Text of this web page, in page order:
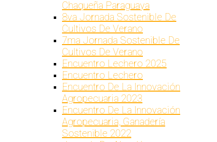
Chaqueña Paraguaya
8va Jornada Sostenible De
Cultivos De Verano
7ma Jornada Sostenible De
Cultivos De Verano
Encuentro Lechero 2025
Encuentro Lechero
Encuentro De La Innovación
Agropecuaria 2023
Encuentro De La Innovación
Agropecuaria, Ganadería
Sostenible 2022